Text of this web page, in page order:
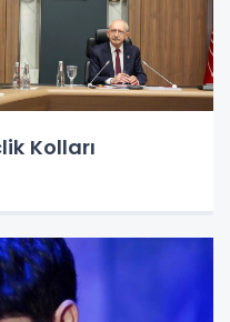
Kolları